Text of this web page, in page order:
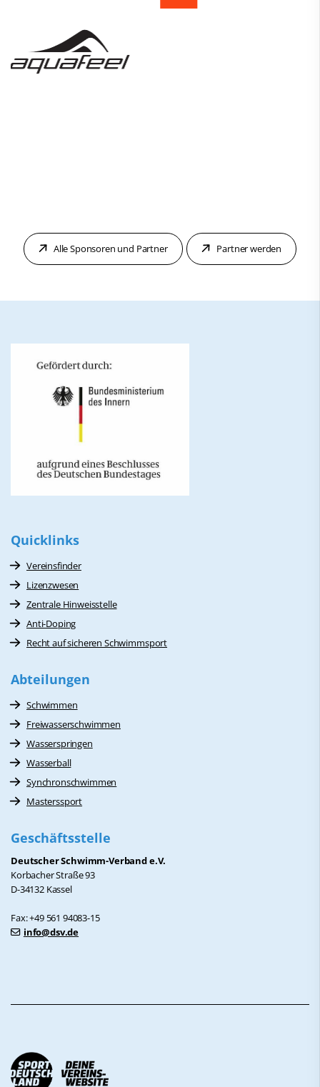
Alle Sponsoren und Partner Partner werden
Quicklinks
Vereinsfinder
Lizenzwesen
Zentrale Hinweisstelle
Anti-Doping
Recht auf sicheren Schwimmsport
Abteilungen
Schwimmen
Freiwasserschwimmen
Wasserspringen
Wasserball
Synchronschwimmen
Masterssport
Geschäftsstelle
Deutscher Schwimm-Verband e.V.
Korbacher Straße 93
D-34132 Kassel
Fax: +49 561 94083-15
info@dsv.de